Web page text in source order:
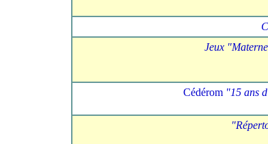
Jeux
Cédérom "15 ans